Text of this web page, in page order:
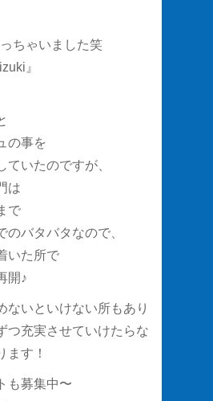
ちゃいました笑
』
の事を
ていたのですが、
は
で
のバタバタなので、
いた所で
開♪
ないといけない所もあり
つ充実させていけたらな
ます！
も募集中〜